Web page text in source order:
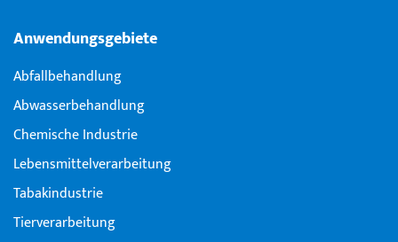
Anwendungsgebiete
Abfallbehandlung
Abwasserbehandlung
Chemische Industrie
Lebensmittelverarbeitung
Tabakindustrie
Tierverarbeitung